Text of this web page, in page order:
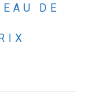
DE